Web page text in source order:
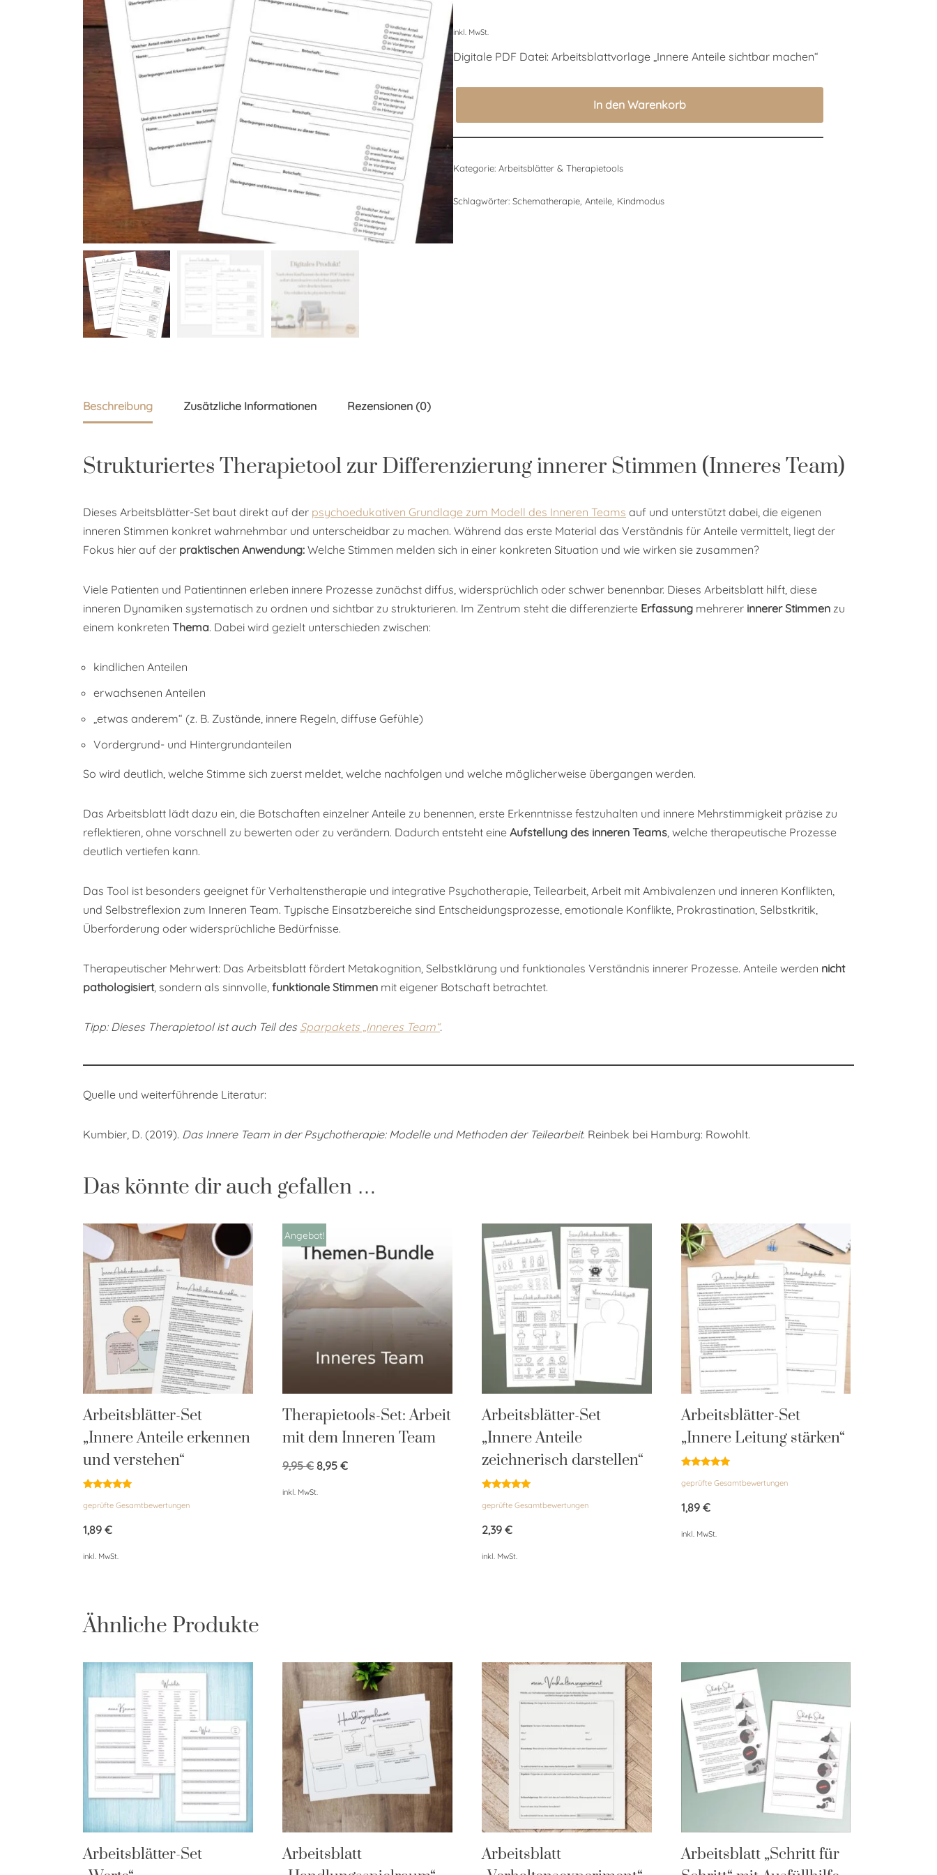
inkl. MwSt.
Digitale PDF Datei: Arbeitsblattvorlage „Innere Anteile sichtbar machen“
In den Warenkorb
Kategorie: Arbeitsblätter & Therapietools
Schlagwörter: Schematherapie, Anteile, Kindmodus
Beschreibung Zusätzliche Informationen Rezensionen (0)
Strukturiertes Therapietool zur Differenzierung innerer Stimmen (Inneres Team)
Dieses Arbeitsblätter-Set baut direkt auf der psychoedukativen Grundlage zum Modell des Inneren Teams auf und unterstützt dabei, die eigenen
inneren Stimmen konkret wahrnehmbar und unterscheidbar zu machen. Während das erste Material das Verständnis für Anteile vermittelt, liegt der
Fokus hier auf der praktischen Anwendung: Welche Stimmen melden sich in einer konkreten Situation und wie wirken sie zusammen?
Viele Patienten und Patientinnen erleben innere Prozesse zunächst diffus, widersprüchlich oder schwer benennbar. Dieses Arbeitsblatt hilft, diese
inneren Dynamiken systematisch zu ordnen und sichtbar zu strukturieren. Im Zentrum steht die differenzierte Erfassung mehrerer innerer Stimmen zu
einem konkreten Thema. Dabei wird gezielt unterschieden zwischen:
kindlichen Anteilen
erwachsenen Anteilen
„etwas anderem“ (z. B. Zustände, innere Regeln, diffuse Gefühle)
Vordergrund- und Hintergrundanteilen
So wird deutlich, welche Stimme sich zuerst meldet, welche nachfolgen und welche möglicherweise übergangen werden.
Das Arbeitsblatt lädt dazu ein, die Botschaften einzelner Anteile zu benennen, erste Erkenntnisse festzuhalten und innere Mehrstimmigkeit präzise zu
reflektieren, ohne vorschnell zu bewerten oder zu verändern. Dadurch entsteht eine Aufstellung des inneren Teams, welche therapeutische Prozesse
deutlich vertiefen kann.
Das Tool ist besonders geeignet für Verhaltenstherapie und integrative Psychotherapie, Teilearbeit, Arbeit mit Ambivalenzen und inneren Konflikten,
und Selbstreflexion zum Inneren Team. Typische Einsatzbereiche sind Entscheidungsprozesse, emotionale Konflikte, Prokrastination, Selbstkritik,
Überforderung oder widersprüchliche Bedürfnisse.
Therapeutischer Mehrwert: Das Arbeitsblatt fördert Metakognition, Selbstklärung und funktionales Verständnis innerer Prozesse. Anteile werden nicht
pathologisiert, sondern als sinnvolle, funktionale Stimmen mit eigener Botschaft betrachtet.
Tipp: Dieses Therapietool ist auch Teil des Sparpakets „Inneres Team“.
Quelle und weiterführende Literatur:
Kumbier, D. (2019). Das Innere Team in der Psychotherapie: Modelle und Methoden der Teilearbeit. Reinbek bei Hamburg: Rowohlt.
Das könnte dir auch gefallen …
Arbeitsblätter-Set
„Innere Anteile erkennen
und verstehen“
mit
von 5
geprüfte Gesamtbewertungen
1,89 €
inkl. MwSt.
Angebot!
Therapietools-Set: Arbeit
mit dem Inneren Team
9,95€ 8,95 €
inkl. MwSt.
Arbeitsblätter-Set
„Innere Anteile
zeichnerisch darstellen“
mit
von 5
geprüfte Gesamtbewertungen
2,39 €
inkl. MwSt.
Arbeitsblätter-Set
„Innere Leitung stärken“
mit
von 5
geprüfte Gesamtbewertungen
1,89 €
inkl. MwSt.
Ähnliche Produkte
Arbeitsblätter-Set
Arbeitsblatt
Arbeitsblatt
Arbeitsblatt „Schritt für